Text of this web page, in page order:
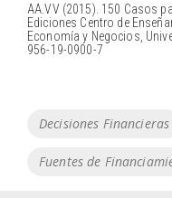
AA.VV (2015). 150 Casos
Ediciones Centro de
Economía y Negocios,
956-19-0900-7
Tags
Decisiones Financieras
Fuentes de